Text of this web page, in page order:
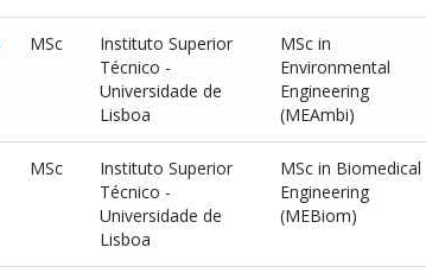
MSc
Instituto Superior
Técnico -
Universidade de
Lisboa
MSc in
Environmental
Engineering
(MEAmbi)
MSc
Instituto Superior
Técnico -
Universidade de
Lisboa
MSc in Biomedical
Engineering
(MEBiom)